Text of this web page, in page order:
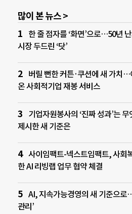
많이 본 뉴스 >
한 줄 점자를 ‘화면’으로…50년
시장 두드린 ‘닷’
버릴 뻔한 커튼·쿠션에 새 가치…
온 사회적기업 재봉 서비스
기업자원봉사의 ‘진짜 성과’는
제시한 새 기준은
사이임팩트-넥스트임팩트, 사회
한 AI 리빙랩 업무 협약 체결
AI, 지속가능경영의 새 기준으로
관리’